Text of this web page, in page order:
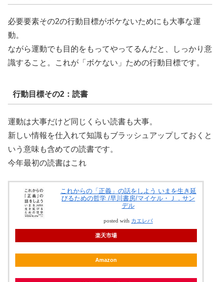
必要要素その2の行動目標がボケないためにも大事な運
動。
ながら運動でも目的をもってやってるんだと、しっかり意
識すること。これが「ボケない」ための行動目標です。
行動目標その2：読書
運動は大事だけど同じくらい読書も大事。
新しい情報を仕入れて知識もブラッシュアップしておくと
いう意味も含めての読書です。
今年最初の読書はこれ
これからの「正義」の話をしよう いまを生き延
びるための哲学 /早川書房/マイケル・Ｊ．サン
デル
posted with カエレバ
楽天市場
Amazon